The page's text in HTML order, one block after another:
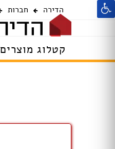
הדירה חברות
קטלוג מוצרים